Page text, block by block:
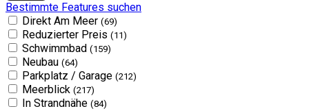
Bestimmte Features suchen
Direkt Am Meer (69)
Reduzierter Preis (11)
Schwimmbad (159)
Neubau (64)
Parkplatz / Garage (212)
Meerblick (217)
In Strandnähe (84)